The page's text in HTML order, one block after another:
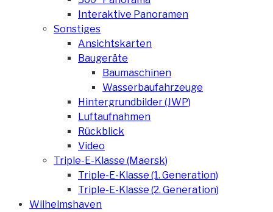
Interaktive Panoramen
Sonstiges
Ansichtskarten
Baugeräte
Baumaschinen
Wasserbaufahrzeuge
Hintergrundbilder (JWP)
Luftaufnahmen
Rückblick
Video
Triple-E-Klasse (Maersk)
Triple-E-Klasse (1. Generation)
Triple-E-Klasse (2. Generation)
Wilhelmshaven